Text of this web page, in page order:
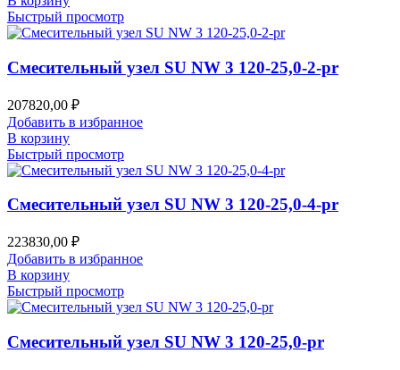
Быстрый просмотр
Смесительный узел SU NW 3 120-25,0-2-pr
207820,00 ₽
Добавить в избранное
В корзину
Быстрый просмотр
Смесительный узел SU NW 3 120-25,0-4-pr
223830,00 ₽
Добавить в избранное
В корзину
Быстрый просмотр
Смесительный узел SU NW 3 120-25,0-pr